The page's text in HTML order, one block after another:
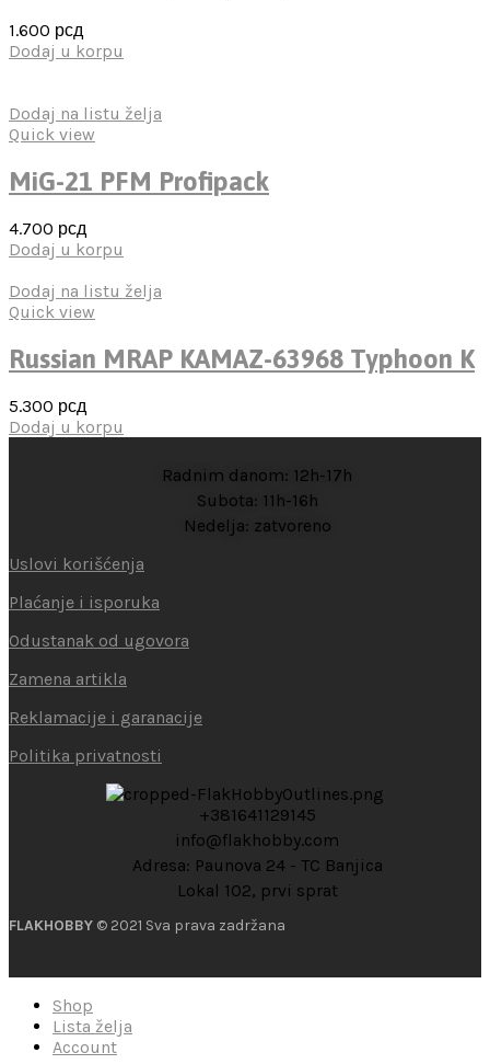
1.600 рсд
Dodaj u korpu
Dodaj na listu želja
Quick view
MiG-21 PFM Profipack
4.700 рсд
Dodaj u korpu
Dodaj na listu želja
Quick view
Russian MRAP KAMAZ-63968 Typhoon K
5.300 рсд
Dodaj u korpu
Radnim danom: 12h-17h
Subota: 11h-16h
Nedelja: zatvoreno
Uslovi korišćenja
Plaćanje i isporuka
Odustanak od ugovora
Zamena artikla
Reklamacije i garanacije
Politika privatnosti
+381641129145
info@flakhobby.com
Adresa: Paunova 24 - TC Banjica
Lokal 102, prvi sprat
FLAKHOBBY © 2021 Sva prava zadržana
Shop
Lista želja
Account